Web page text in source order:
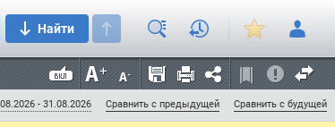
Найти
- 31.08.2026 Сравнить с предыдущей Сравнить с будущей